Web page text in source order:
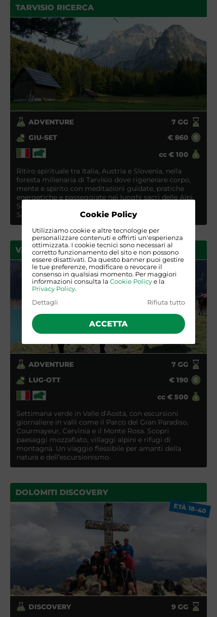
Cookie Policy
Utilizziamo cookie e altre tecnologie per
personalizzare contenuti e offrirti un'esperienza
ottimizzata. I cookie tecnici sono necessari al
corretto funzionamento del sito e non possono
essere disattivati. Da questo banner puoi gestire
le tue preferenze, modificare o revocare il
consenso in qualsiasi momento. Per maggiori
informazioni consulta la Cookie Policye la
Privacy Policy.
Dettagli
Rifiuta tutto
ACCETTA
TARVISIO RICERCA
ADVENTURE 7GG
GIU-SET
€ 860
cc € 100
Ritiro spirituale tra Italia, Austria e Slovenia, nella
foresta millenaria di Tarvisio dove rigenerare corpo,
mente e spirito con meditazioni guidate, pratiche
energetiche e passeggiate nei luoghi sacri delle Alpi.
Scopriremo i laghi di Fusine, il Monte Lussari e la Val
Saisera, immerso nella natura e consapevolezza.
VALLE D'AOSTA
ADVENTURE 7GG
LUG-OTT
€ 190
cc € 500
Settimana verde in Valle d’Aosta, con escursioni
giornaliere in valli come il Parco del Gran Paradiso,
Courmayeur, Cervinia e il Monte Rosa. Scopri
paesaggi mozzafiato, villaggi alpini e rifugi di
montagna. Un viaggio flessibile per amanti della
natura e dell’escursionismo.
DOLOMITI DISCOVERY
ETÀ 18-40
DISCOVERY 9GG